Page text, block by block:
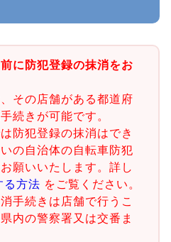
に防犯登録の抹消をお
その店舗がある都道府
続きが可能です。
防犯登録の抹消はでき
の自治体の自転車防犯
願いいたします。詳し
る方法 をご覧ください。
手続きは店舗で行うこ
内の警察署又は交番ま